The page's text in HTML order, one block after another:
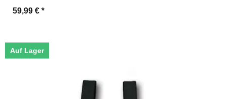
59,99 € *
Auf Lager